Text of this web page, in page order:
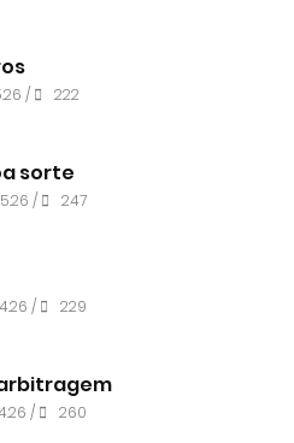
/ 222
sorte
/ 247
/ 229
arbitragem
/ 260